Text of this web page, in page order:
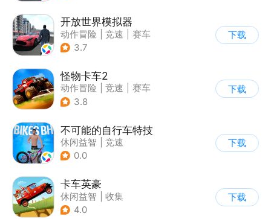
开放世界模拟器
动作冒险 竞速
赛车
| 开放世界
3.7
下载
怪物卡车2
动作冒险 竞速
赛车
| 卡通
3.8
下载
不可能的自行车特技
休闲益智
竞速
| 自行车
0.0
下载
卡车英豪
休闲益智
收集
4.0
下载